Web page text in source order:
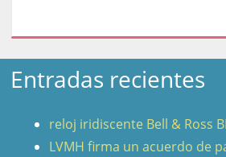
Entradas recientes
reloj iridiscente Bell & Ross
LVMH firma un acuerdo de